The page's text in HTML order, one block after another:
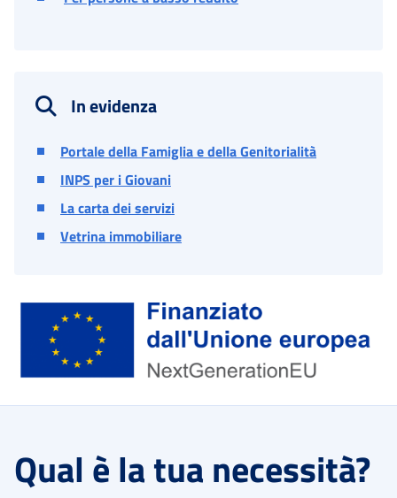
In evidenza
Portale della Famiglia e della Genitorialità
INPS per i Giovani
La carta dei servizi
Vetrina immobiliare
Qual è la tua necessità?